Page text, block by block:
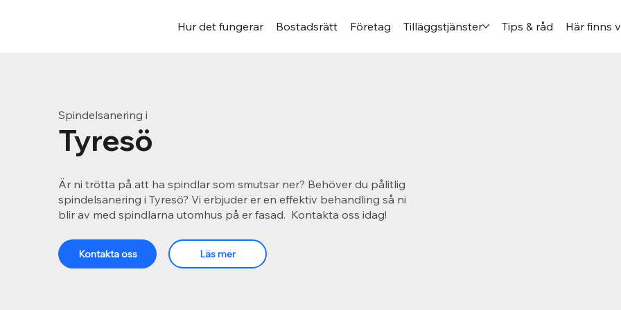
Hur det fungerar Bostadsrätt Företag Tilläggstjänster Tips & råd Här finns
Är ni trötta på att ha spindlar som smutsar ner? Behöver du pålitlig
spindelsanering i Tyresö? Vi erbjuder er en effektiv behandling så ni
blir av med spindlarna utomhus på er fasad. Kontakta oss idag!
Tyresö
Spindelsanering i
Kontakta oss Läs mer